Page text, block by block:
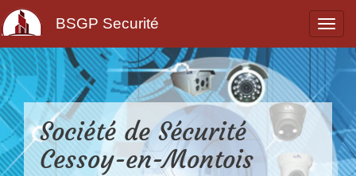
BSGP Securité
Société de Sécurité
Cessoy-en-Montois